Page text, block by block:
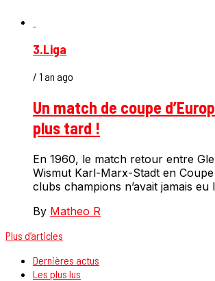
3.Liga
/ 1 an ago
Un match de coupe
plus tard !
En 1960, le match retour entre
Wismut Karl-Marx-Stadt en Coupe
clubs champions n’avait jamais eu
By Matheo R
Plus d’articles
Dernières actus
Les plus lus